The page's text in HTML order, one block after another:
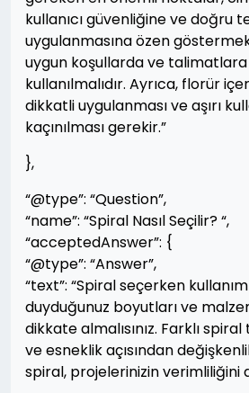
kullanıcı güvenliğine ve doğru
uygulanmasına özen
uygun koşullarda ve
kullanılmalıdır. Ayrıca, florür
dikkatli uygulanması ve aşırı
kaçınılması gerekir.”
},
“@type”: “Question”,
“name”: “Spiral Nasıl Seçilir? “,
“acceptedAnswer”: {
“@type”: “Answer”,
“text”: “Spiral seçerken
duyduğunuz boyutları ve
dikkate almalısınız. Farklı spiral
ve esneklik açısından
spiral, projelerinizin verimliliğini